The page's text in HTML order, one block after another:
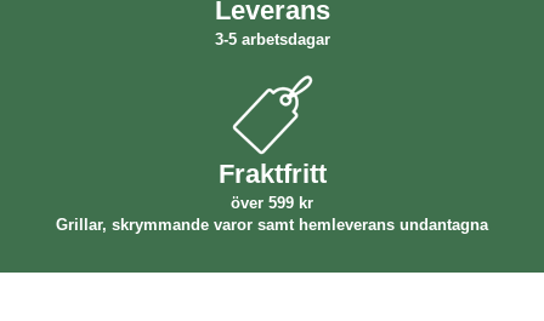
Leverans
3-5 arbetsdagar
Fraktfritt
över 599 kr
Grillar, skrymmande varor samt hemleverans undantagna